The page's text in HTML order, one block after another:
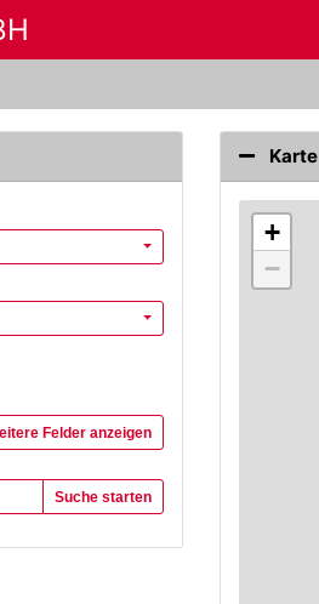
Felder anzeigen
Suche starten
Karte
+
−